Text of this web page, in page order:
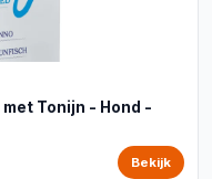
Tonijn - Hond -
Bekijk